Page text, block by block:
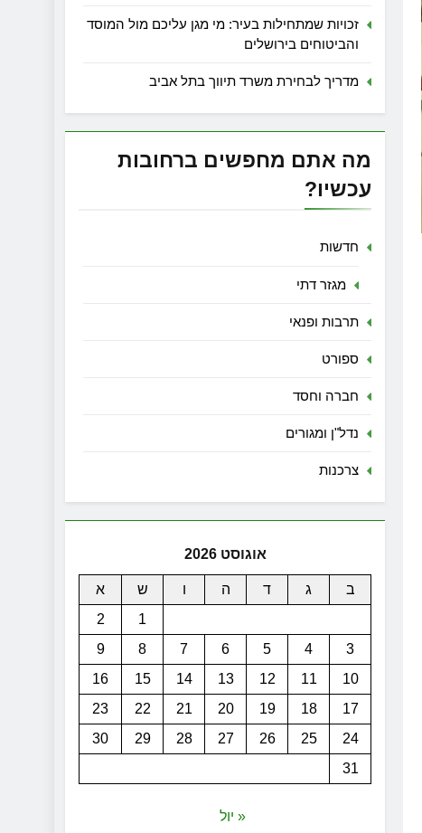
זכויות שמתחילות בעיר: מי מגן עליכם מול המוסד
והביטוחים בירושלים
מדריך לבחירת משרד תיווך בתל אביב
מה אתם מחפשים ברחובות
עכשיו?
חדשות
מגזר דתי
תרבות ופנאי
ספורט
חברה וחסד
נדל"ן ומגורים
צרכנות
אוגוסט 2026
ב ג ד ה ו ש
א
1
2
3
4
5
6
7
8
9
10
11
12
13
14
15
16
17
18
19
20
21
22
23
24
25
26
27
28
29
30
31
« יול